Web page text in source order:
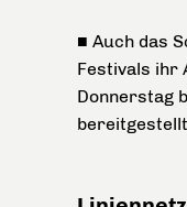
■ Auch das
Festivals ihr
Donnerstag